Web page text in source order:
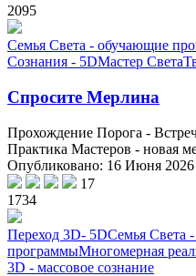
2095
Семья Света - обучающие
Сознания - 5DМастер Света
Спросите Мерлина
Прохождение Порога -
Практика Мастеров - новая
Опубликовано: 16 Июня 2026
17
1734
Переход 3D- 5DСемья Света
программыМногомерная
3D - массовое сознание